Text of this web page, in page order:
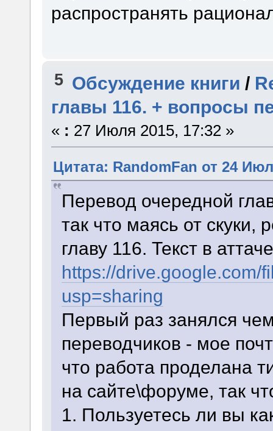
распространять
5 Обсуждение книги /
главы 116. + вопросы
« : 27 Июля 2015, 17:32 »
Цитата: RandomFan от 24
Перевод очередной
так что маясь от скуки,
главу 116. Текст в
https://drive.google.com/
usp=sharing
Первый раз занялся
переводчиков - мое
что работа проделана
на сайте\форуме, так
1. Пользуетесь ли вы